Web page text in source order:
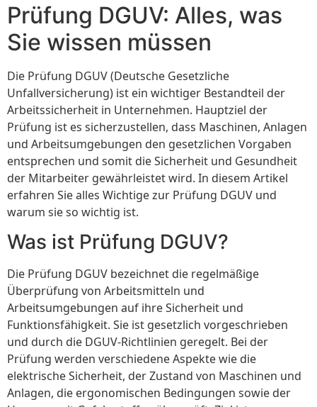
Prüfung DGUV: Alles, was
Sie wissen müssen
Die Prüfung DGUV (Deutsche Gesetzliche
Unfallversicherung) ist ein wichtiger Bestandteil der
Arbeitssicherheit in Unternehmen. Hauptziel der
Prüfung ist es sicherzustellen, dass Maschinen, Anlagen
und Arbeitsumgebungen den gesetzlichen Vorgaben
entsprechen und somit die Sicherheit und Gesundheit
der Mitarbeiter gewährleistet wird. In diesem Artikel
erfahren Sie alles Wichtige zur Prüfung DGUV und
warum sie so wichtig ist.
Was ist Prüfung DGUV?
Die Prüfung DGUV bezeichnet die regelmäßige
Überprüfung von Arbeitsmitteln und
Arbeitsumgebungen auf ihre Sicherheit und
Funktionsfähigkeit. Sie ist gesetzlich vorgeschrieben
und durch die DGUV-Richtlinien geregelt. Bei der
Prüfung werden verschiedene Aspekte wie die
elektrische Sicherheit, der Zustand von Maschinen und
Anlagen, die ergonomischen Bedingungen sowie der